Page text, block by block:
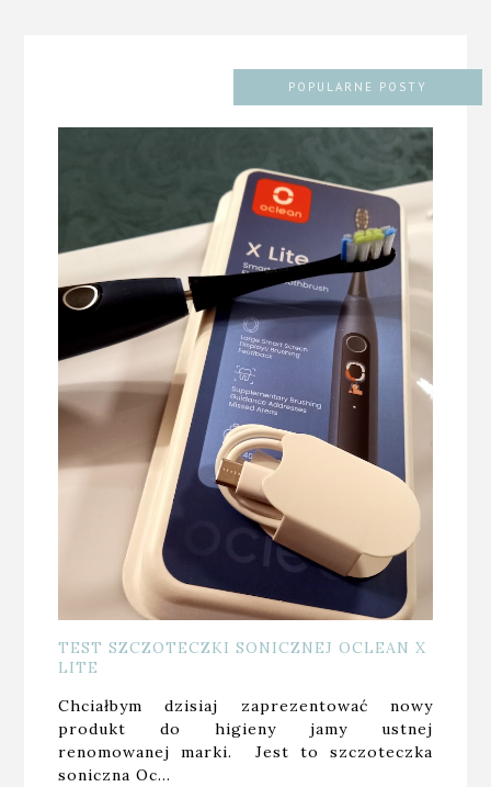
POPULARNE POSTY
TEST SZCZOTECZKI SONICZNEJ OCLEAN X
LITE
Chciałbym dzisiaj zaprezentować nowy
produkt do higieny jamy ustnej
renomowanej marki. Jest to szczoteczka
soniczna Oc…